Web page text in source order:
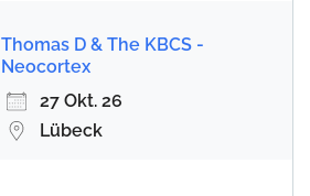
Thomas D & The KBCS -
Neocortex
27 Okt. 26
Lübeck